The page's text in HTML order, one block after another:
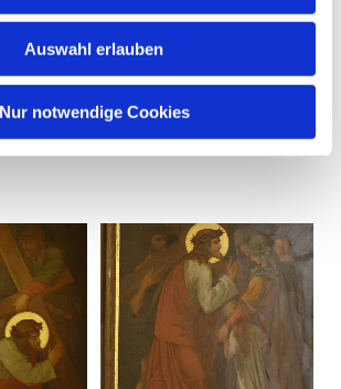
Auswahl erlauben
Nur notwendige Cookies